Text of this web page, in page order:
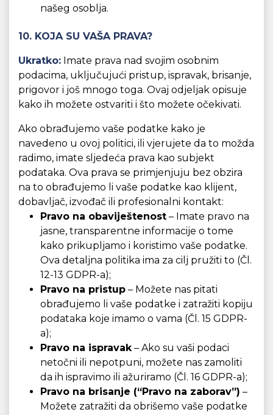
našeg osoblja.
10. KOJA SU VAŠA PRAVA?
Ukratko: Imate prava nad svojim osobnim
podacima, uključujući pristup, ispravak, brisanje,
prigovor i još mnogo toga. Ovaj odjeljak opisuje
kako ih možete ostvariti i što možete očekivati.
Ako obrađujemo vaše podatke kako je
navedeno u ovoj politici, ili vjerujete da to možda
radimo, imate sljedeća prava kao subjekt
podataka. Ova prava se primjenjuju bez obzira
na to obrađujemo li vaše podatke kao klijent,
dobavljač, izvođač ili profesionalni kontakt:
Pravo na obaviještenost – Imate pravo na
jasne, transparentne informacije o tome
kako prikupljamo i koristimo vaše podatke.
Ova detaljna politika ima za cilj pružiti to (Čl.
12-13 GDPR-a);
Pravo na pristup – Možete nas pitati
obrađujemo li vaše podatke i zatražiti kopiju
podataka koje imamo o vama (Čl. 15 GDPR-
a);
Pravo na ispravak– Ako su vaši podaci
netočni ili nepotpuni, možete nas zamoliti
da ih ispravimo ili ažuriramo (Čl. 16 GDPR-a);
Pravo na brisanje (“Pravo na zaborav”) –
Možete zatražiti da obrišemo vaše podatke